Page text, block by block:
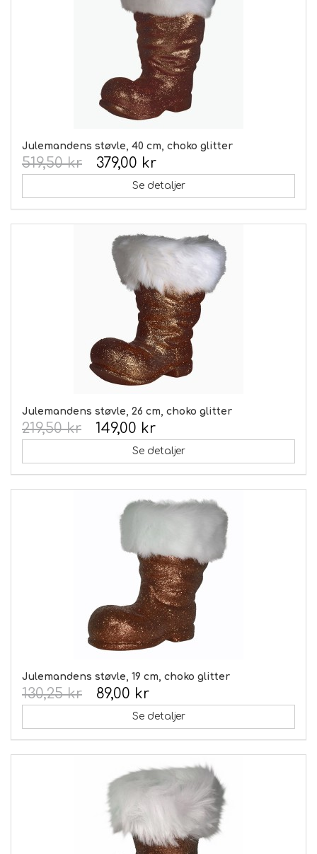
Julemandens støvle, 40 cm, choko glitter
379,00 kr
519,50 kr
Se detaljer
Julemandens støvle, 26 cm, choko glitter
149,00 kr
219,50 kr
Se detaljer
Julemandens støvle, 19 cm, choko glitter
89,00 kr
130,25 kr
Se detaljer